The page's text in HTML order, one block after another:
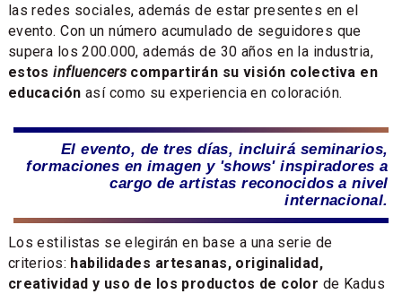
las redes sociales, además de estar presentes en el
evento. Con un número acumulado de seguidores que
supera los 200.000, además de 30 años en la industria,
estosinfluencers compartirán su visión colectiva en
educación así como su experiencia en coloración.
El evento, de tres días, incluirá seminarios,
formaciones en imagen y 'shows' inspiradores a
cargo de artistas reconocidos a nivel
internacional.
Los estilistas se elegirán en base a una serie de
criterios: habilidades artesanas, originalidad,
creatividad y uso de los productos de color de Kadus